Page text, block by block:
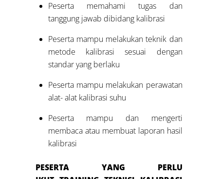
Peserta memahami tugas dan
tanggung jawab dibidang kalibrasi
Peserta mampu melakukan teknik dan
metode kalibrasi sesuai dengan
standar yang berlaku
Peserta mampu melakukan perawatan
alat- alat kalibrasi suhu
Peserta mampu dan mengerti
membaca atau membuat laporan hasil
kalibrasi
PESERTA YANG PERLU